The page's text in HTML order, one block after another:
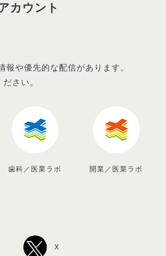
カウント
報や優先的な配信があります。
さい。
歯科／医業ラボ 開業／医業ラボ
X